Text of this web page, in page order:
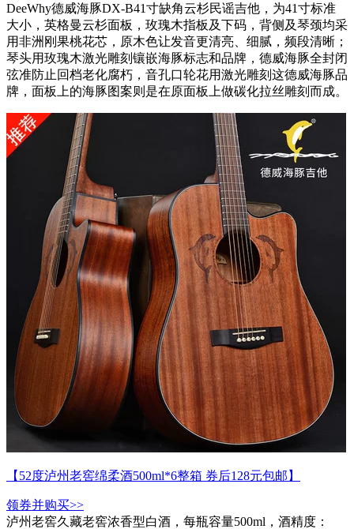
DeeWhy德威海豚DX-B41寸缺角云杉民谣吉他，为41寸标准
大小，英格曼云杉面板，玫瑰木指板及下码，背侧及琴颈均采
用非洲刚果桃花芯，原木色让发音更清亮、细腻，频段清晰；
琴头用玫瑰木激光雕刻镶嵌海豚标志和品牌，德威海豚全封闭
弦准防止回档老化腐朽，音孔口轮花用激光雕刻这德威海豚品
牌，面板上的海豚图案则是在原面板上做碳化拉丝雕刻而成。
【52度泸州老窖绵柔酒500ml*6整箱 券后128元包邮】
领券并购买>>
泸州老窖久藏老窖浓香型白酒，每瓶容量500ml，酒精度：